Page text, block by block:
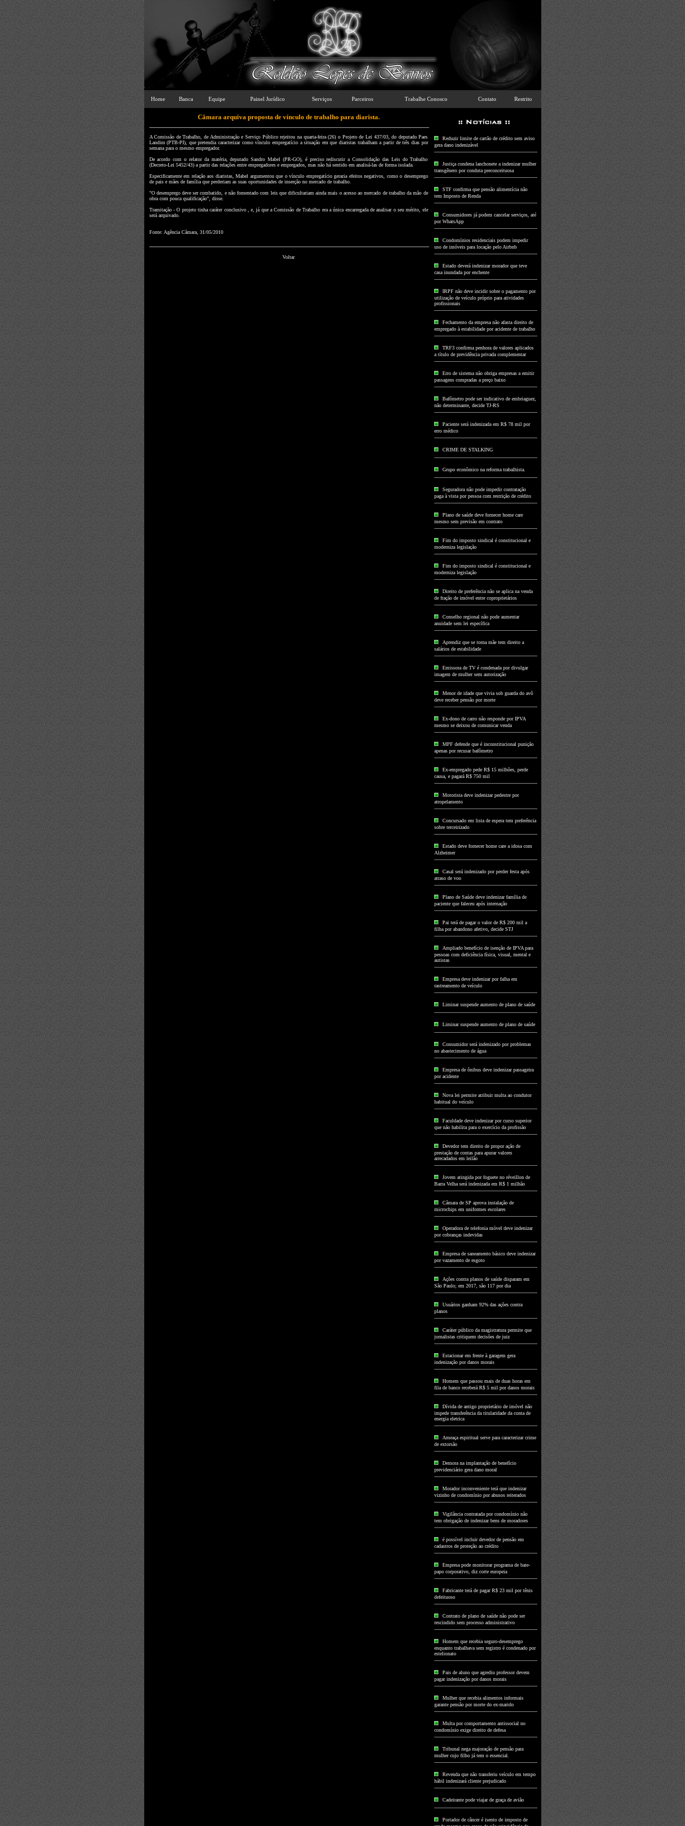
Home Banca Equipe Painel Jurídico Serviços Parceiros Trabalhe Conosco Contato Restrito
Câmara arquiva proposta de vínculo de trabalho para diarista.
A Comissão de Trabalho, de Administração e Serviço Público rejeitou na quarta-feira (26) o Projeto de Lei 437/03, do deputado Paes
Landim (PTB-PI), que pretendia caracterizar como vínculo empregatício a situação em que diaristas trabalham a partir de três dias por
semana para o mesmo empregador.
De acordo com o relator da matéria, deputado Sandro Mabel (PR-GO), é preciso rediscutir a Consolidação das Leis do Trabalho
(Decreto-Lei 5452/43) a partir das relações entre empregadores e empregados, mas não há sentido em analisá-las de forma isolada.
Especificamente em relação aos diaristas, Mabel argumentou que o vínculo empregatício geraria efeitos negativos, como o desemprego
de pais e mães de família que perderiam as suas oportunidades de inserção no mercado de trabalho.
"O desemprego deve ser combatido, e não fomentado com leis que dificultariam ainda mais o acesso ao mercado de trabalho da mão de
obra com pouca qualificação", disse.
Tramitação - O projeto tinha caráter conclusivo , e, já que a Comissão de Trabalho era a única encarregada de analisar o seu mérito, ele
será arquivado.
Fonte: Agência Câmara, 31/05/2010
Voltar
Reduzir limite de cartão de crédito sem aviso
gera dano indenizável
Justiça condena lanchonete a indenizar mulher
transgênero por conduta preconceituosa
STF confirma que pensão alimentícia não
tem Imposto de Renda
Consumidores já podem cancelar serviços, até
por WhatsApp
Condomínios residenciais podem impedir
uso de imóveis para locação pelo Airbnb
Estado deverá indenizar morador que teve
casa inundada por enchente
IRPF não deve incidir sobre o pagamento por
utilização de veículo próprio para atividades
profissionais
Fechamento da empresa não afasta direito de
empregado à estabilidade por acidente de trabalho
TRF3 confirma penhora de valores aplicados
a título de previdência privada complementar
Erro de sistema não obriga empresas a emitir
passagens compradas a preço baixo
Bafômetro pode ser indicativo de embriaguez,
não determinante, decide TJ-RS
Paciente será indenizada em R$ 78 mil por
erro médico
CRIME DE STALKING
Grupo econômico na reforma trabalhista.
Seguradora não pode impedir contratação
paga à vista por pessoa com restrição de crédito
Plano de saúde deve fornecer home care
mesmo sem previsão em contrato
Fim do imposto sindical é constitucional e
moderniza legislação
Fim do imposto sindical é constitucional e
moderniza legislação
Direito de preferência não se aplica na venda
de fração de imóvel entre coproprietários
Conselho regional não pode aumentar
anuidade sem lei específica
Aprendiz que se torna mãe tem direito a
salários de estabilidade
Emissora de TV é condenada por divulgar
imagem de mulher sem autorização
Menor de idade que vivia sob guarda do avô
deve receber pensão por morte
Ex-dono de carro não responde por IPVA
mesmo se deixou de comunicar venda
MPF defende que é inconstitucional punição
apenas por recusar bafômetro
Ex-empregado pede R$ 15 milhões, perde
causa, e pagará R$ 750 mil
Motorista deve indenizar pedestre por
atropelamento
Concursado em lista de espera tem preferência
sobre terceirizado
Estado deve fornecer home care a idosa com
Alzheimer
Casal será indenizado por perder festa após
atraso de voo
Plano de Saúde deve indenizar família de
paciente que faleceu após internação
Pai terá de pagar o valor de R$ 200 mil a
filha por abandono afetivo, decide STJ
Ampliado benefício de isenção de IPVA para
pessoas com deficiência física, visual, mental e
autistas
Empresa deve indenizar por falha em
rastreamento de veículo
Liminar suspende aumento de plano de saúde
Liminar suspende aumento de plano de saúde
Consumidor será indenizado por problemas
no abastecimento de água
Empresa de ônibus deve indenizar passageira
por acidente
Nova lei permite atribuir multa ao condutor
habitual do veículo
Faculdade deve indenizar por curso superior
que não habilita para o exercício da profissão
Devedor tem direito de propor ação de
prestação de contas para apurar valores
arrecadados em leilão
Jovem atingida por foguete no réveillon de
Barra Velha será indenizada em R$ 1 milhão
Câmara de SP aprova instalação de
microchips em uniformes escolares
Operadora de telefonia móvel deve indenizar
por cobranças indevidas
Empresa de saneamento básico deve indenizar
por vazamento de esgoto
Ações contra planos de saúde disparam em
São Paulo; em 2017, são 117 por dia
Usuários ganham 92% das ações contra
planos
Caráter público da magistratura permite que
jornalistas critiquem decisões de juiz
Estacionar em frente à garagem gera
indenização por danos morais
Homem que passou mais de duas horas em
fila de banco receberá R$ 5 mil por danos morais
Dívida de antigo proprietário de imóvel não
impede transferência da titularidade da conta de
energia eletrica
Ameaça espiritual serve para caracterizar crime
de extorsão
Demora na implantação de benefício
previdenciário gera dano moral
Morador inconveniente terá que indenizar
vizinho de condomínio por abusos reiterados
Vigilância contratada por condomínio não
tem obrigação de indenizar bens de moradores
é possível incluir devedor de pensão em
cadastros de proteção ao crédito
Empresa pode monitorar programa de bate-
papo corporativo, diz corte europeia
Fabricante terá de pagar R$ 23 mil por tênis
defeituoso
Contrato de plano de saúde não pode ser
rescindido sem processo administrativo
Homem que recebia seguro-desemprego
enquanto trabalhava sem registro é condenado por
estelionato
Pais de aluno que agrediu professor devem
pagar indenização por danos morais
Mulher que recebia alimentos informais
garante pensão por morte do ex-marido
Multa por comportamento antissocial no
condomínio exige direito de defesa
Tribunal nega majoração de pensão para
mulher cujo filho já tem o essencial.
Revenda que não transferiu veículo em tempo
hábil indenizará cliente prejudicado
Cadeirante pode viajar de graça de avião
Portador de câncer é isento de imposto de